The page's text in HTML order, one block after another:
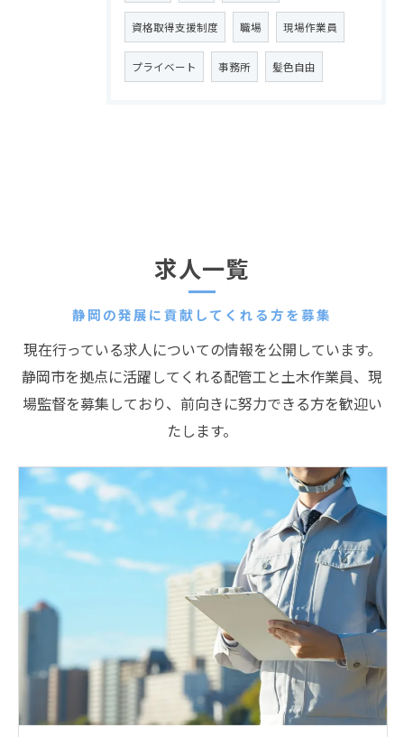
資格取得支援制度 職場 現場作業員
プライベート 事務所 髪色自由
静岡の発展に貢献してくれる方を募集
求人一覧
現在行っている求人についての情報を公開しています。
静岡市を拠点に活躍してくれる配管工と土木作業員、現
場監督を募集しており、前向きに努力できる方を歓迎い
たします。